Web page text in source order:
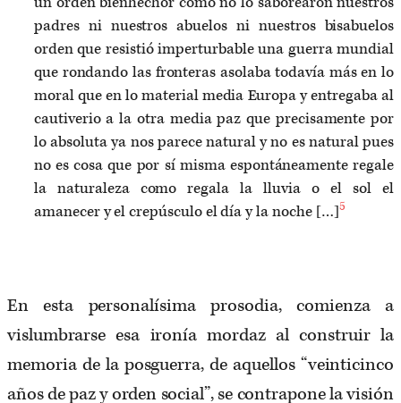
padres ni nuestros abuelos ni nuestros bisabuelos
orden que resistió imperturbable una guerra mundial
que rondando las fronteras asolaba todavía más en lo
moral que en lo material media Europa y entregaba al
cautiverio a la otra media paz que precisamente por
lo absoluta ya nos parece natural y no es natural pues
no es cosa que por sí misma espontáneamente regale
la naturaleza como regala la lluvia o el sol el
amanecer y el crepúsculo el día y la noche […]5
En esta personalísima prosodia, comienza a
vislumbrarse esa ironía mordaz al construir la
memoria de la posguerra, de aquellos “veinticinco
años de paz y orden social”, se contrapone la visión